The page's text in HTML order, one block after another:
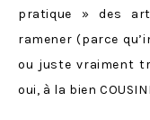
pratique » des
ramener (parce
ou juste vraiment
oui, à la bien